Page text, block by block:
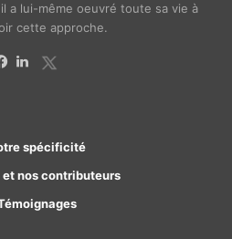
a lui-même oeuvré toute sa vie à
cette approche.
spécificité
et nos contributeurs